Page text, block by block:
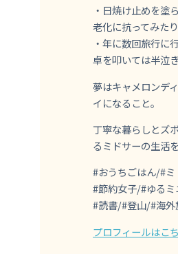
・日焼け止めを塗
老化に抗ってみたり
・年に数回旅行に
卓を叩いては半泣
夢はキャメロンデ
イになること。
丁寧な暮らしとズ
るミドサーの生活
#おうちごはん/#
#節約女子/#ゆるミ
#読書/#登山/#海
プロフィールはこ